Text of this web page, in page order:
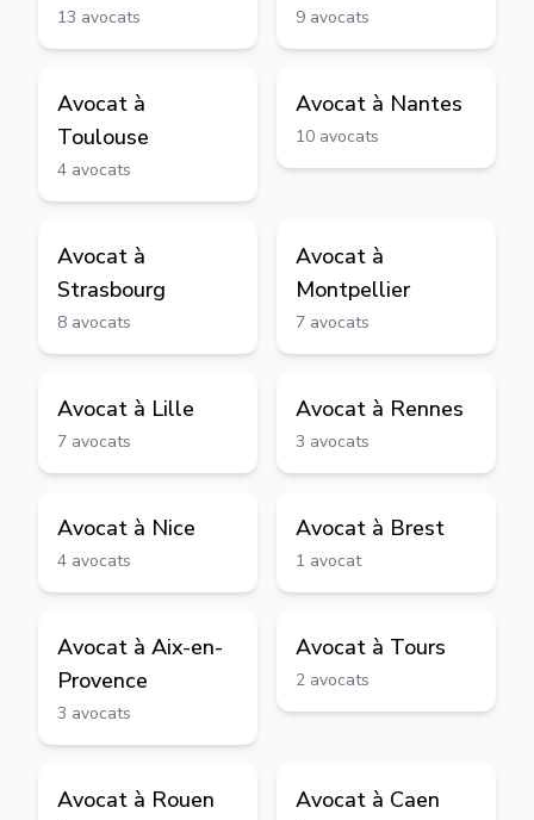
13 avocats 9 avocats
Avocat à
Toulouse
4 avocats
Avocat à Nantes
10 avocats
Avocat à
Strasbourg
8 avocats
Avocat à
Montpellier
7 avocats
Avocat à Lille
7 avocats
Avocat à Rennes
3 avocats
Avocat à Nice
4 avocats
Avocat à Brest
1 avocat
Avocat à Aix-en-
Provence
3 avocats
Avocat à Tours
2 avocats
Avocat à Rouen Avocat à Caen